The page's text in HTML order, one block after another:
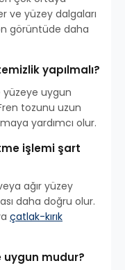
ve yüzey dalgaları
görüntüde daha
yapılmalı?
yüzeye uygun
tozunu uzun
yardımcı olur.
işlemi şart
ağır yüzey
daha doğru olur.
çatlak-kırık
mudur?